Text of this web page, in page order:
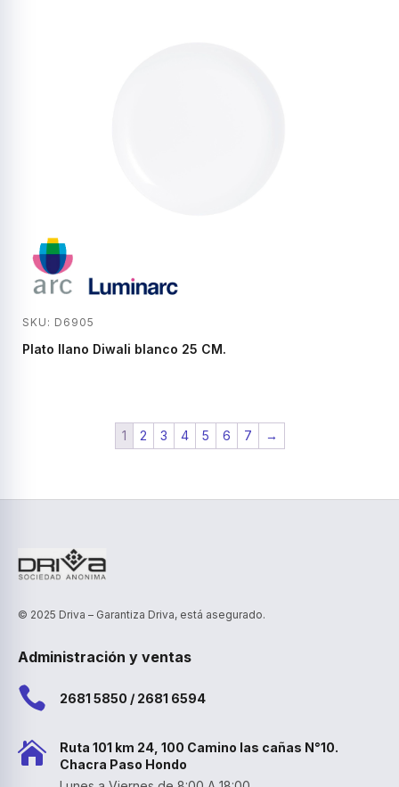
SKU: D6905
Plato llano Diwali blanco 25 CM.
1 2 3 4 5 6 7 →
© 2025 Driva – Garantiza Driva, está asegurado.
Administración y ventas
 2681 5850 / 2681 6594

Ruta 101 km 24, 100 Camino las cañas N°10.
Chacra Paso Hondo